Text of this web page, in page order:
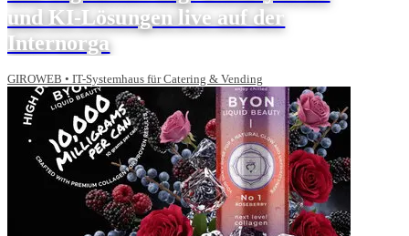
und KI-Lösungen live auf der
Internorga
GIROWEB • IT-Systemhaus für Catering & Vending